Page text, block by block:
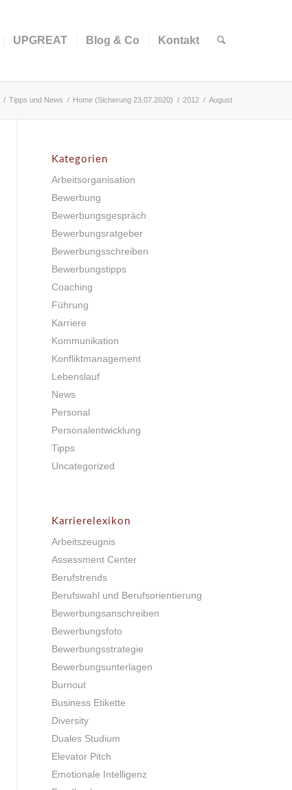
UPGREAT Blog & Co Kontakt
/ Tipps und News / Home (Sicherung 23.07.2020) / 2012 / August
Kategorien
Arbeitsorganisation
Bewerbung
Bewerbungsgespräch
Bewerbungsratgeber
Bewerbungsschreiben
Bewerbungstipps
Coaching
Führung
Karriere
Kommunikation
Konfliktmanagement
Lebenslauf
News
Personal
Personalentwicklung
Tipps
Uncategorized
Karrierelexikon
Arbeitszeugnis
Assessment Center
Berufstrends
Berufswahl und Berufsorientierung
Bewerbungsanschreiben
Bewerbungsfoto
Bewerbungsstrategie
Bewerbungsunterlagen
Burnout
Business Etikette
Diversity
Duales Studium
Elevator Pitch
Emotionale Intelligenz